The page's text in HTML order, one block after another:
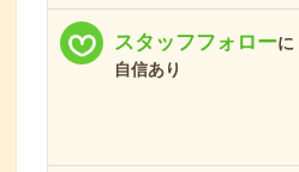
スタッフフォローに
自信あり